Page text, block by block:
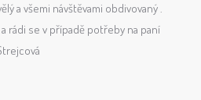
a všemi návštěvami obdivovaný .
rádi se v případě potřeby na paní